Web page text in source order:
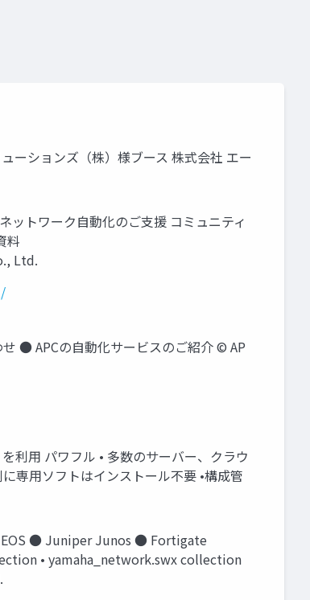
ーションズ（株）様ブース 株式会社 エー
ットワーク自動化のご支援 コミュニティ
料
Ltd.
● APCの自動化サービスのご紹介 © AP
利用 パワフル • 多数のサーバー、クラウ
専用ソフトはインストール不要 •構成管
EOS ● Juniper Junos ● Fortigate
• yamaha_network.swx collection